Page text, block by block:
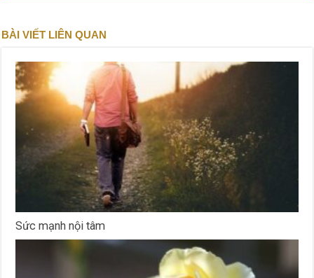
BÀI VIẾT LIÊN QUAN
Sức mạnh nội tâm